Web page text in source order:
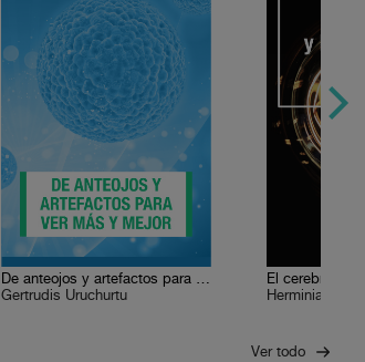
De anteojos y artefactos para ver más y mejor
Gertrudis Uruchurtu
Herminia
Ver todo